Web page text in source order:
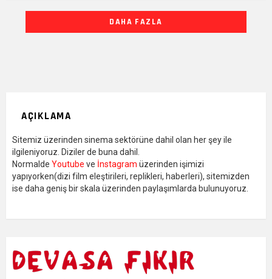
DAHA FAZLA
AÇIKLAMA
Sitemiz üzerinden sinema sektörüne dahil olan her şey ile
ilgileniyoruz. Diziler de buna dahil.
Normalde Youtube ve İnstagram üzerinden işimizi
yapıyorken(dizi film eleştirileri, replikleri, haberleri), sitemizden
ise daha geniş bir skala üzerinden paylaşımlarda bulunuyoruz.